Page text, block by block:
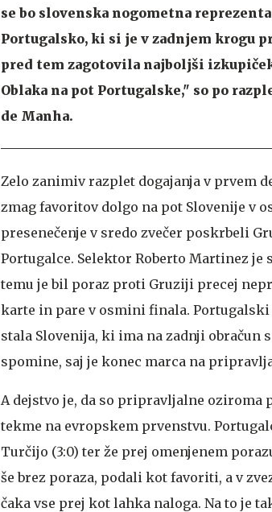
se bo slovenska nogometna
Portugalsko, ki si je v zadnjem krogu
pred tem zagotovila najboljši
Oblaka na pot Portugalske," so po
de Manha.
Zelo zanimiv razplet dogajanja v prvem
zmag favoritov dolgo na pot Slovenije v
presenečenje v sredo zvečer poskrbeli
Portugalce. Selektor Roberto Martinez
temu je bil poraz proti Gruziji precej
karte in pare v osmini finala. Portugalski
stala Slovenija, ki ima na zadnji
spomine, saj je konec marca na
A dejstvo je, da so pripravljalne
tekme na evropskem prvenstvu.
Turčijo (3:0) ter že prej omenjenem
še brez poraza, podali kot favoriti, a v
čaka vse prej kot lahka naloga. Na to je